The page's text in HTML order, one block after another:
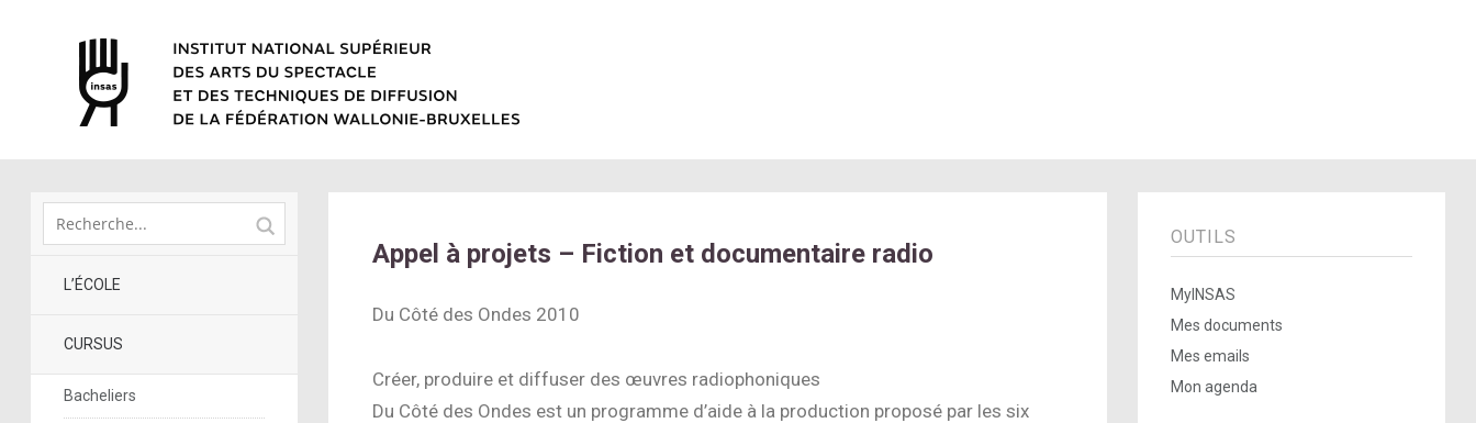
L’ÉCOLE
CURSUS
Bacheliers
Appel à projets – Fiction et documentaire radio
Du Côté des Ondes 2010
Créer, produire et diffuser des œuvres radiophoniques
Du Côté des Ondes est un programme d’aide à la production proposé par les six
OUTILS
MyINSAS
Mes documents
Mes emails
Mon agenda